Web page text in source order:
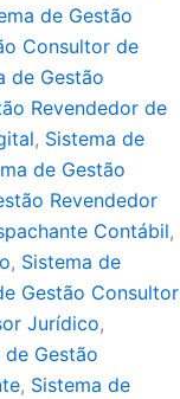
de Gestão
Consultor de
de Gestão
Revendedor de
, Sistema de
de Gestão
Revendedor
Contábil,
, Sistema de
Gestão Consultor
Jurídico,
de Gestão
, Sistema de